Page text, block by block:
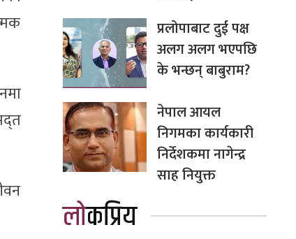
प्रलोपाबाट दुई पक्ष
अलग अलग भएपछि
के भन्छन् बाबुराम?
नेपाल आयल
निगमका कार्यकारी
निर्देशकमा नागेन्द्र
साह नियुक्त
लोकप्रिय